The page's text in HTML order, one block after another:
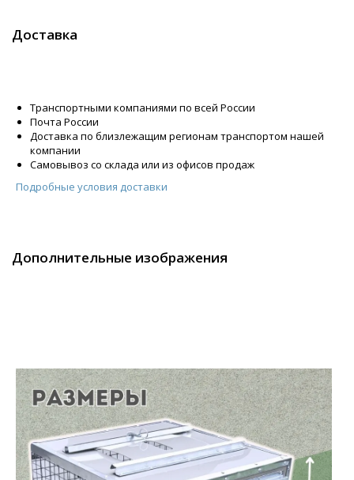
Доставка
Транспортными компаниями по всей России
Почта России
Доставка по близлежащим регионам транспортом нашей
компании
Самовывоз со склада или из офисов продаж
Подробные условия доставки
Дополнительные изображения